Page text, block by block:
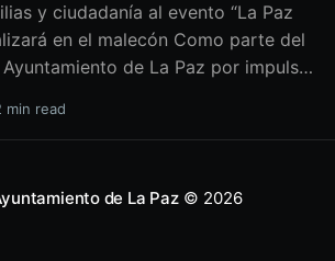
y ciudadanía al evento “La Paz
el malecón Como parte del
de La Paz por impulsar
de las mujeres, así como generar
min read
de La Paz© 2026